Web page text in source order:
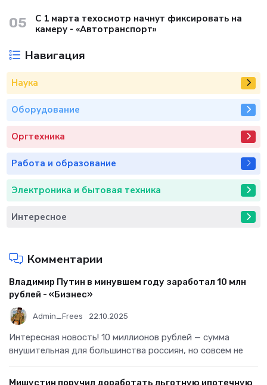
05
С 1 марта техосмотр начнут фиксировать на
камеру - «Автотранспорт»
Навигация
Наука
Оборудование
Оргтехника
Работа и образование
Электроника и бытовая техника
Интересное
Комментарии
Владимир Путин в минувшем году заработал 10 млн
рублей - «Бизнес»
Admin_Frees 22.10.2025
Интересная новость! 10 миллионов рублей — сумма
внушительная для большинства россиян, но совсем не